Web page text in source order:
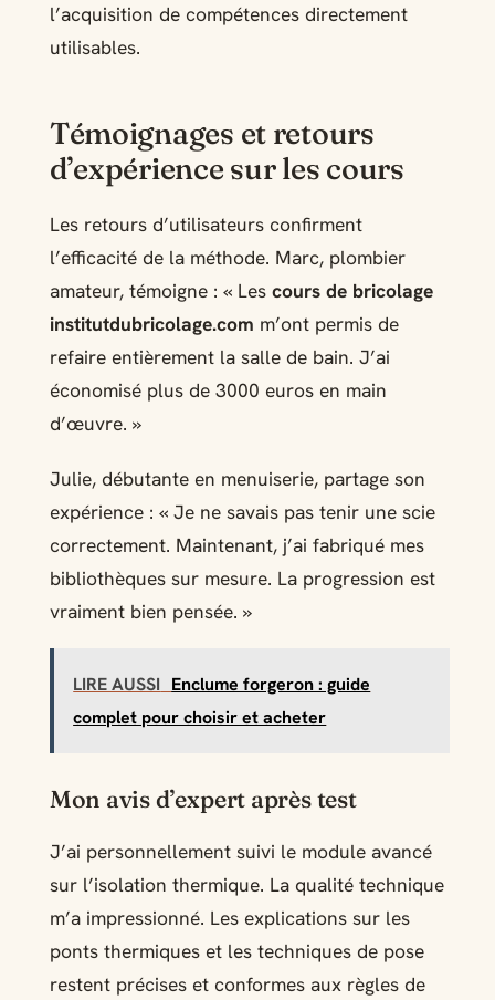
l’acquisition de compétences directement
utilisables.
Témoignages et retours
d’expérience sur les cours
Les retours d’utilisateurs confirment
l’efficacité de la méthode. Marc, plombier
amateur, témoigne : « Les cours de bricolage
institutdubricolage.com m’ont permis de
refaire entièrement la salle de bain. J’ai
économisé plus de 3000 euros en main
d’œuvre. »
Julie, débutante en menuiserie, partage son
expérience : « Je ne savais pas tenir une scie
correctement. Maintenant, j’ai fabriqué mes
bibliothèques sur mesure. La progression est
vraiment bien pensée. »
LIRE AUSSI Enclume forgeron : guide
complet pour choisir et acheter
Mon avis d’expert après test
J’ai personnellement suivi le module avancé
sur l’isolation thermique. La qualité technique
m’a impressionné. Les explications sur les
ponts thermiques et les techniques de pose
restent précises et conformes aux règles de